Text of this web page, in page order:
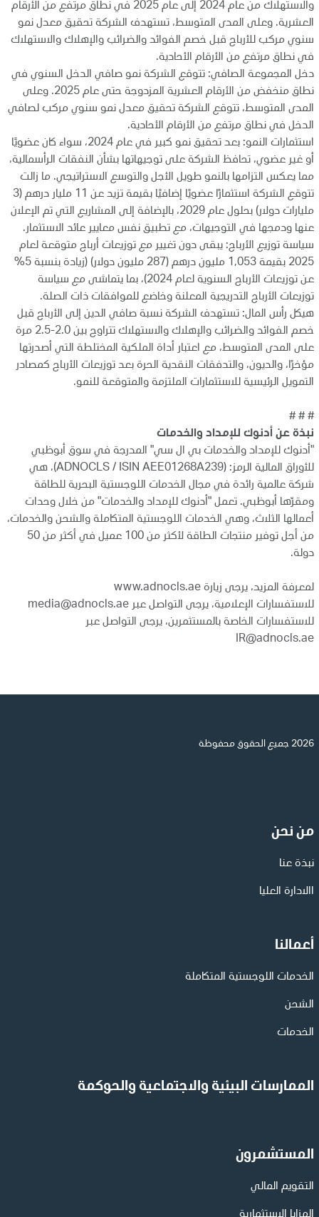
والاستهلاك من عام 2024 إلى عام 2025 في نطاق مرتفع من الأرقام
العشرية. وعلى المدى المتوسط، تستهدف الشركة تحقيق معدل نمو
سنوي مركب للأرباح قبل خصم الفوائد والضرائب والإهلاك والاستهلاك
في نطاق مرتفع من الأرقام الأحادية.
دخل المجموعة الصافي: تتوقع الشركة نمو صافي الدخل السنوي في
نطاق منخفض من الأرقام العشرية المزدوجة حتى عام 2025. وعلى
المدى المتوسط، تتوقع الشركة تحقيق معدل نمو سنوي مركب لصافي
الدخل في نطاق مرتفع من الأرقام الأحادية.
استثمارات النمو: بعد تحقيق نمو كبير في عام 2024، سواء كان عضويًا
أو غير عضوي، تحافظ الشركة على توجيهاتها بشأن النفقات الرأسمالية،
مما يعكس التزامها بالنمو طويل الأجل والتوسع الاستراتيجي. ما زالت
تتوقع الشركة استثمارًا عضويًا إضافيًا بقيمة تزيد عن 11 مليار درهم (3
مليارات دولار) بحلول عام 2029، بالإضافة إلى المشاريع التي تم الإعلان
عنها ودمجها في التوجيهات، مع تطبيق نفس معايير عائد الاستثمار.
سياسة توزيع الأرباح: يبقى دون تغيير مع توزيعات أرباح متوقعة لعام
2025 بقيمة 1,053 مليون درهم (287 مليون دولار) (زيادة بنسبة 5%
عن توزيعات الأرباح السنوية لعام 2024)، بما يتماشى مع سياسة
توزيعات الأرباح التدريجية المعلنة وخاضع للموافقات ذات الصلة.
هيكل رأس المال: تستهدف الشركة نسبة صافي الدين إلى الأرباح قبل
خصم الفوائد والضرائب والإهلاك والاستهلاك تتراوح بين 2.0-2.5 مرة
على المدى المتوسط، مع اعتبار أداة الملكية المختلطة التي أصدرتها
مؤخرًا، والديون، والتدفقات النقدية الحرة بعد توزيعات الأرباح كمصادر
التمويل الرئيسية للاستثمارات الملتزمة والمتوقعة للنمو.
# # #
نبذة عن أدنوك للإمداد والخدمات
"أدنوك للإمداد والخدمات بي ال سي" المدرجة في سوق أبوظبي
للأوراق المالية الرمز: (ADNOCLS / ISIN AEE01268A239)، هي
شركة عالمية رائدة في مجال الخدمات اللوجستية البحرية للطاقة
ومقرّها أبوظبي. تعمل "أدنوك للإمداد والخدمات" من خلال وحدات
أعمالها الثلاث، وهي الخدمات اللوجستية المتكاملة والشحن والخدمات،
من أجل توفير منتجات الطاقة لأكثر من 100 عميل في أكثر من 50
دولة.
لمعرفة المزيد، يرجى زيارةwww.adnocls.ae
للاستفسارات الإعلامية، يرجى التواصل عبرmedia@adnocls.ae
للاستفسارات الخاصة بالمستثمرين، يرجى التواصل عبر
IR@adnocls.ae
2026 جميع الحقوق محفوظة
من نحن
نبذة عنا
االادارة العليا
أعمالنا
الخدمات اللوجستية المتكاملة
الشحن
الخدمات
الممارسات البيئية والاجتماعية والحوكمة
المستشمرون
التقويم المالي